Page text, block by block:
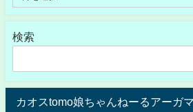
検索
カオスtomo娘ちゃんねーるアーガ